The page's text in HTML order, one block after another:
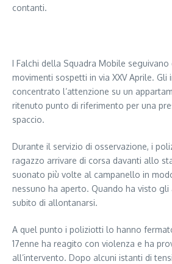
contanti.
I Falchi della Squadra Mobile
movimenti sospetti in via XXV Aprile.
concentrato l’attenzione su un
ritenuto punto di riferimento per una
spaccio.
Durante il servizio di osservazione, i
ragazzo arrivare di corsa davanti allo
suonato più volte al campanello in
nessuno ha aperto. Quando ha visto gli
subito di allontanarsi.
A quel punto i poliziotti lo hanno
17enne ha reagito con violenza e ha
all’intervento. Dopo alcuni istanti di